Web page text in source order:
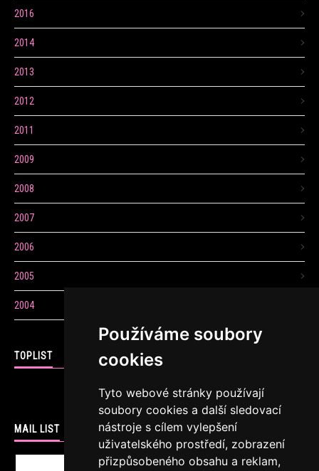
Používáme soubory
cookies
Tyto webové stránky používají
soubory cookies a další sledovací
nástroje s cílem vylepšení
uživatelského prostředí, zobrazení
přizpůsobeného obsahu a reklam,
2016
2014
2013
2012
2011
2009
2008
2007
2006
2005
2004
TOPLIST
MAIL LIST